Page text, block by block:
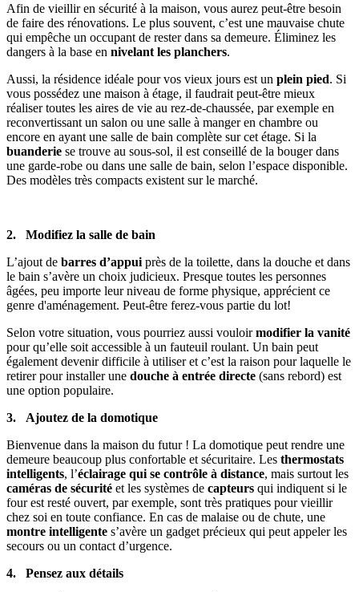
Afin de vieillir en sécurité à la maison, vous aurez peut-être besoin
de faire des rénovations. Le plus souvent, c’est une mauvaise chute
qui empêche un occupant de rester dans sa demeure. Éliminez les
dangers à la base en nivelant les planchers.
Aussi, la résidence idéale pour vos vieux jours est un plein pied. Si
vous possédez une maison à étage, il faudrait peut-être mieux
réaliser toutes les aires de vie au rez-de-chaussée, par exemple en
reconvertissant un salon ou une salle à manger en chambre ou
encore en ayant une salle de bain complète sur cet étage. Si la
buanderie se trouve au sous-sol, il est conseillé de la bouger dans
une garde-robe ou dans une salle de bain, selon l’espace disponible.
Des modèles très compacts existent sur le marché.
2. Modifiez la salle de bain
L’ajout de barres d’appui près de la toilette, dans la douche et dans
le bain s’avère un choix judicieux. Presque toutes les personnes
âgées, peu importe leur niveau de forme physique, apprécient ce
genre d'aménagement. Peut-être ferez-vous partie du lot!
Selon votre situation, vous pourriez aussi vouloirmodifier la vanité
pour qu’elle soit accessible à un fauteuil roulant. Un bain peut
également devenir difficile à utiliser et c’est la raison pour laquelle le
retirer pour installer une douche à entrée directe (sans rebord) est
une option populaire.
3. Ajoutez de la domotique
Bienvenue dans la maison du futur ! La domotique peut rendre une
demeure beaucoup plus confortable et sécuritaire. Les thermostats
intelligents, l’éclairage qui se contrôle à distance, mais surtout les
caméras de sécurité et les systèmes de capteurs qui indiquent si le
four est resté ouvert, par exemple, sont très pratiques pour vieillir
chez soi en toute confiance. En cas de malaise ou de chute, une
montre intelligente s’avère un gadget précieux qui peut appeler les
secours ou un contact d’urgence.
4. Pensez aux détails